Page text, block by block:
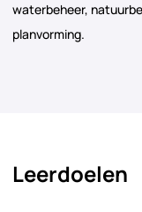
waterbeheer,
planvorming.
Leerdoelen